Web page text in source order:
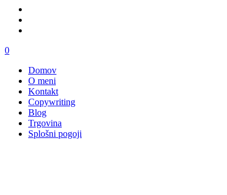
0
Domov
O meni
Kontakt
Copywriting
Blog
Trgovina
Splošni pogoji